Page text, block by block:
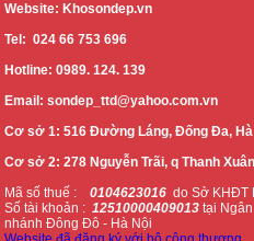
Website: Khosondep.vn
Tel: 024 66 753 696
Hotline: 0989. 124. 139
Email: sondep_ttd@yahoo.com.vn
Cơ sở 1: 516 Đường Láng, Đống Đa,
Cơ sở 2: 278 Nguyễn Trãi, q Thanh
Mã số thuế :0104623016do Sở KHĐT
Số tài khoản :12510000409013 tại
nhánh Đông Đô - Hà Nội